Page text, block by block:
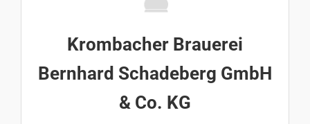
Krombacher Brauerei
Bernhard Schadeberg GmbH
& Co. KG